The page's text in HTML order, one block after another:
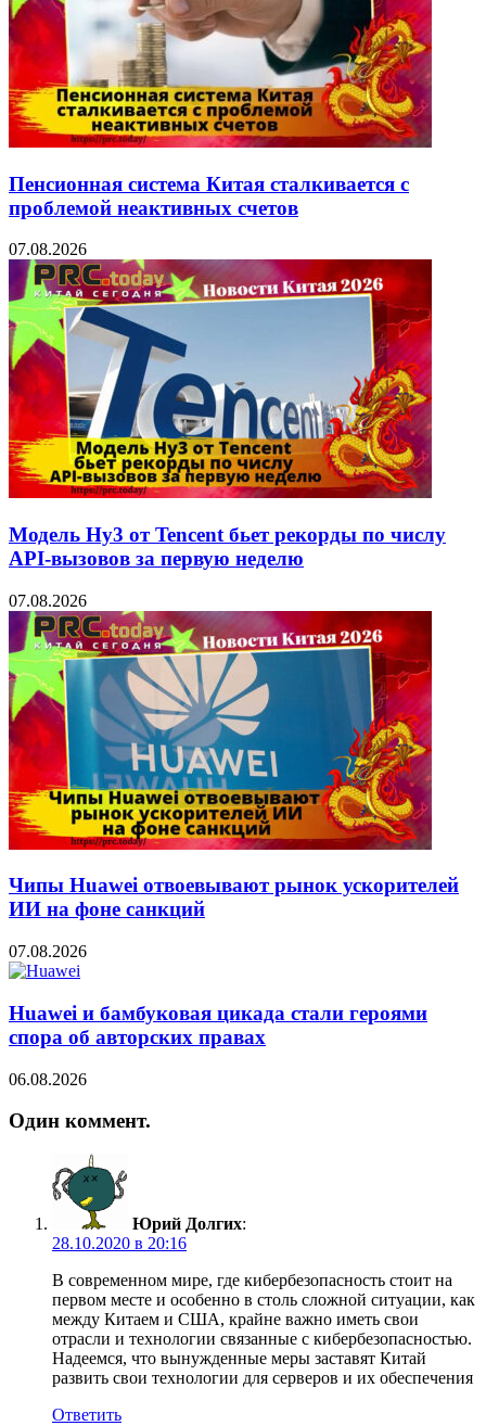
Пенсионная система Китая сталкивается с
проблемой неактивных счетов
07.08.2026
Модель Hy3 от Tencent бьет рекорды по числу
API-вызовов за первую неделю
07.08.2026
Чипы Huawei отвоевывают рынок ускорителей
ИИ на фоне санкций
07.08.2026
Huawei и бамбуковая цикада стали героями
спора об авторских правах
06.08.2026
Один коммент.
Юрий Долгих:
28.10.2020 в 20:16
В современном мире, где кибербезопасность стоит на
первом месте и особенно в столь сложной ситуации, как
между Китаем и США, крайне важно иметь свои
отрасли и технологии связанные с кибербезопасностью.
Надеемся, что вынужденные меры заставят Китай
развить свои технологии для серверов и их обеспечения
Ответить